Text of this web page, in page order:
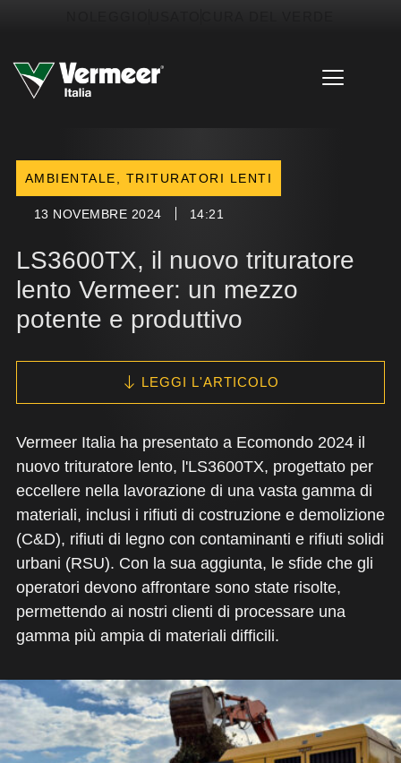
contenuto
AMBIENTALE TRITURATORI LENTI
13 NOVEMBRE 2024 14:21
LS3600TX, il nuovo trituratore
lento Vermeer: un mezzo
potente e produttivo
LEGGI L'ARTICOLO
Vermeer Italia ha presentato a Ecomondo 2024 il
nuovo trituratore lento, l'LS3600TX, progettato per
eccellere nella lavorazione di una vasta gamma di
materiali, inclusi i rifiuti di costruzione e demolizione
(C&D), rifiuti di legno con contaminanti e rifiuti solidi
urbani (RSU). Con la sua aggiunta, le sfide che gli
operatori devono affrontare sono state risolte,
permettendo ai nostri clienti di processare una
gamma più ampia di materiali difficili.